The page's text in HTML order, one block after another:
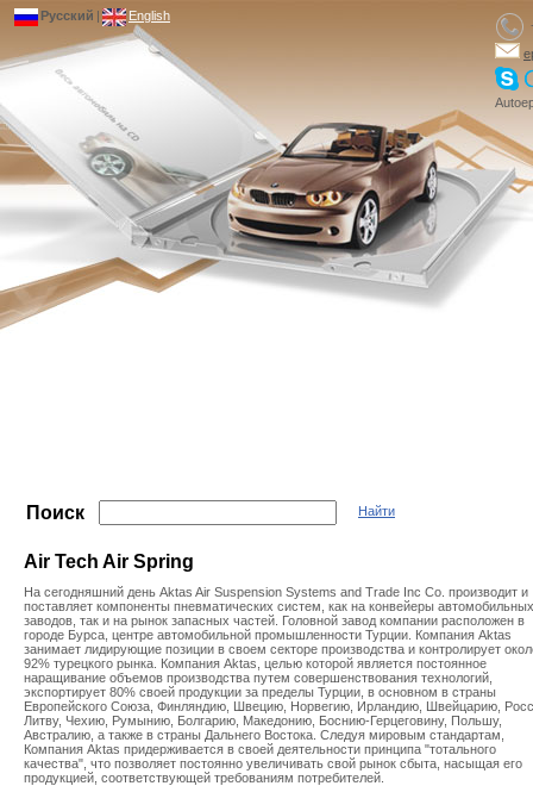
Русский | English
Поиск Найти
Air Tech Air Spring
На сегодняшний день Aktas Air Suspension Systems and Trade Inc Co. производит и
поставляет компоненты пневматических систем, как на конвейеры автомобильных
заводов, так и на рынок запасных частей. Головной завод компании расположен в
городе Бурса, центре автомобильной промышленности Турции. Компания Aktas
занимает лидирующие позиции в своем секторе производства и контролирует
92% турецкого рынка. Компания Aktas, целью которой является постоянное
наращивание объемов производства путем совершенствования технологий,
экспортирует 80% своей продукции за пределы Турции, в основном в страны
Европейского Союза, Финляндию, Швецию, Норвегию, Ирландию, Швейцарию,
Литву, Чехию, Румынию, Болгарию, Македонию, Боснию-Герцеговину, Польшу,
Австралию, а также в страны Дальнего Востока. Следуя мировым стандартам,
Компания Aktas придерживается в своей деятельности принципа "тотального
качества", что позволяет постоянно увеличивать свой рынок сбыта, насыщая его
продукцией, соответствующей требованиям потребителей.